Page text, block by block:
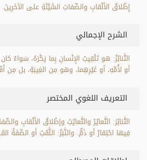
إِطْلاقُ الأَلْقابِ والصِّفاتِ السَّيِّئَةِ على الآخَرِينَ.
الشرح الإجمالي
التَّنابُزُ: هو تَلْقِيبُ الإِنْسانِ بِما يَكْرَهُ، سَواءٌ
أو لأُمِّهِ، أو غَيْرِهِما، وهو مِن الغِيبَةِ، بل مِن
التعريف اللغوي المختصر
التَّنابُز: التَّعايُرُ والتَّعايُبُ وإطْلاقُ الأَلْقابِ
فِيها احْتِقارٌ أو ذَمٌّ. والنَّبَزُ: اللَّقَبُ أو الصِّفَةُ